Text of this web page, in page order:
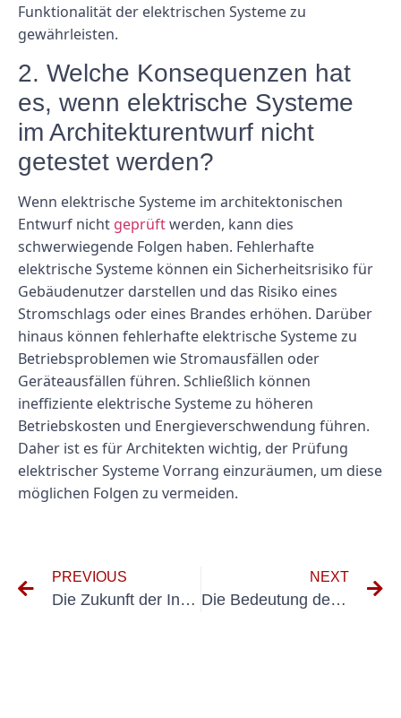
Funktionalität der elektrischen Systeme zu
gewährleisten.
2. Welche Konsequenzen hat
es, wenn elektrische Systeme
im Architekturentwurf nicht
getestet werden?
Wenn elektrische Systeme im architektonischen
Entwurf nicht geprüftwerden, kann dies
schwerwiegende Folgen haben. Fehlerhafte
elektrische Systeme können ein Sicherheitsrisiko für
Gebäudenutzer darstellen und das Risiko eines
Stromschlags oder eines Brandes erhöhen. Darüber
hinaus können fehlerhafte elektrische Systeme zu
Betriebsproblemen wie Stromausfällen oder
Geräteausfällen führen. Schließlich können
ineffiziente elektrische Systeme zu höheren
Betriebskosten und Energieverschwendung führen.
Daher ist es für Architekten wichtig, der Prüfung
elektrischer Systeme Vorrang einzuräumen, um diese
möglichen Folgen zu vermeiden.
PREVIOUS
Die Zukunft der Innenarchitektur: Der Aufstieg von E-Check Innenarchitektur
NEXT
Die Bedeutung der Elektroprüfung in der Innenarchitektur: Gewährleistung von Sicherheit und Konformität